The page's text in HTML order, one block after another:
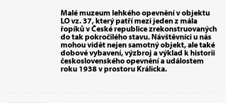
Malé muzeum lehkého opevnění v objektu
LO vz. 37, který patří mezi jeden z mála
řopíků v České republice zrekonstruovaných
do tak pokročilého stavu. Návštěvníci u nás
mohou vidět nejen samotný objekt, ale také
dobové vybavení, výzbroj a výklad k historii
československého opevnění a událostem
roku 1938 v prostoru Králicka.